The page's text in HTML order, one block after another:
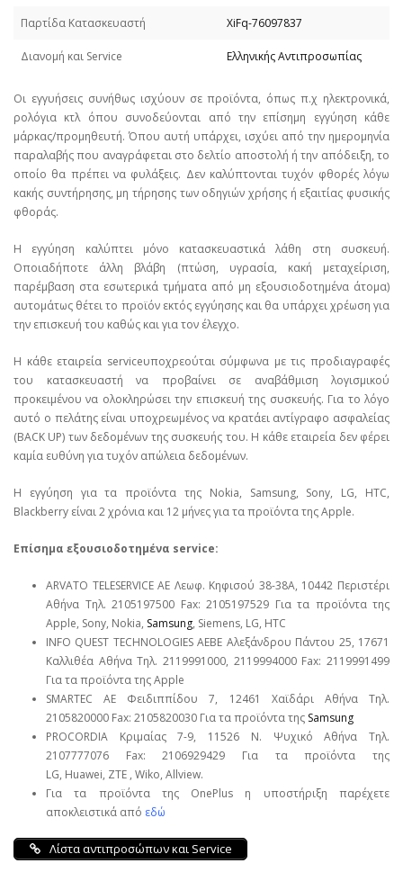
Παρτίδα Κατασκευαστή XiFq-76097837
Διανομή και Service Ελληνικής Αντιπροσωπίας
Οι εγγυήσεις συνήθως ισχύουν σε προϊόντα, όπως π.χ ηλεκτρονικά,
ρολόγια κτλ όπου συνοδεύονται από την επίσημη εγγύηση κάθε
μάρκας/προμηθευτή. Όπου αυτή υπάρχει, ισχύει από την ημερομηνία
παραλαβής που αναγράφεται στο δελτίο αποστολή ή την απόδειξη, το
οποίο θα πρέπει να φυλάξεις. Δεν καλύπτονται τυχόν φθορές λόγω
κακής συντήρησης, μη τήρησης των οδηγιών χρήσης ή εξαιτίας φυσικής
φθοράς.
Η εγγύηση καλύπτει μόνο κατασκευαστικά λάθη στη συσκευή.
Οποιαδήποτε άλλη βλάβη (πτώση, υγρασία, κακή μεταχείριση,
παρέμβαση στα εσωτερικά τμήματα από μη εξουσιοδοτημένα άτομα)
αυτομάτως θέτει το προϊόν εκτός εγγύησης και θα υπάρχει χρέωση για
την επισκευή του καθώς και για τον έλεγχο.
Η κάθε εταιρεία serviceυποχρεούται σύμφωνα με τις προδιαγραφές
του κατασκευαστή να προβαίνει σε αναβάθμιση λογισμικού
προκειμένου να ολοκληρώσει την επισκευή της συσκευής. Για το λόγο
αυτό ο πελάτης είναι υποχρεωμένος να κρατάει αντίγραφο ασφαλείας
(BACK UP) των δεδομένων της συσκευής του. Η κάθε εταιρεία δεν φέρει
καμία ευθύνη για τυχόν απώλεια δεδομένων.
Η εγγύηση για τα προϊόντα της Nokia, Samsung, Sony, LG, HTC,
Blackberry είναι 2 χρόνια και 12 μήνες για τα προϊόντα της Apple.
Επίσημα εξουσιοδοτημένα service:
ARVATO TELESERVICE ΑΕ Λεωφ. Κηφισού 38-38Α, 10442 Περιστέρι
Αθήνα Τηλ. 2105197500 Fax: 2105197529 Για τα προϊόντα της
Apple, Sony, Nokia, Samsung, Siemens, LG, HTC
INFO QUEST TECHNOLOGIES ΑΕΒΕ Αλεξάνδρου Πάντου 25, 17671
Καλλιθέα Αθήνα Τηλ. 2119991000, 2119994000 Fax: 2119991499
Για τα προϊόντα της Apple
SMARTEC ΑΕ Φειδιππίδου 7, 12461 Χαϊδάρι Αθήνα Τηλ.
2105820000 Fax: 2105820030 Για τα προϊόντα της Samsung
PROCORDIA Κριμαίας 7-9, 11526 Ν. Ψυχικό Αθήνα Τηλ.
2107777076 Fax: 2106929429 Για τα προϊόντα της
LG, Huawei, ΖΤΕ , Wiko, Allview.
Για τα προϊόντα της OnePlus η υποστήριξη παρέχετε
αποκλειστικά από εδώ
Λίστα αντιπροσώπων και Service